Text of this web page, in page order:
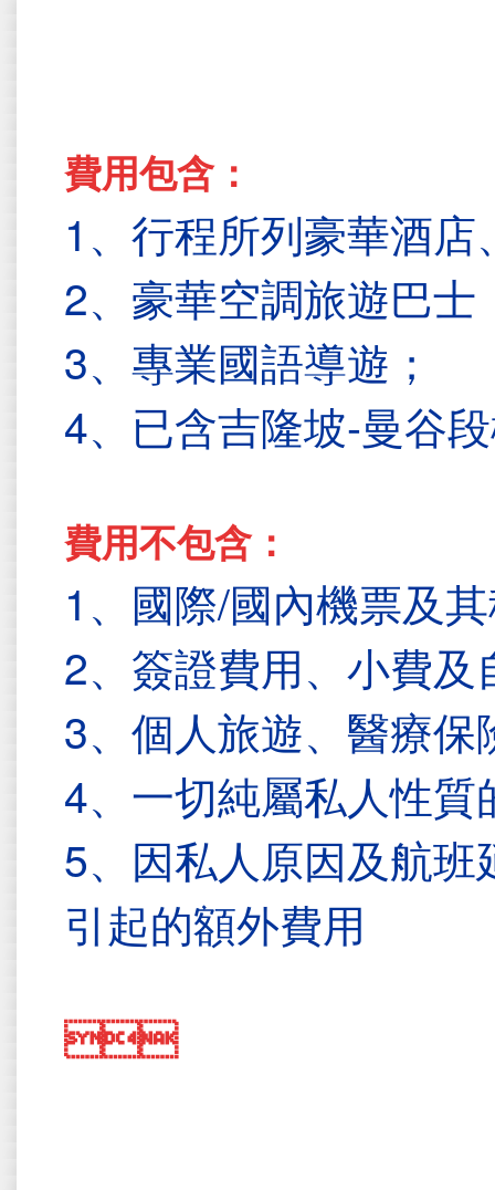
費用包含：
1、行程所列豪華酒
2、豪華空調旅遊巴士
3、專業國語導遊；
4、已含吉隆坡-曼谷
費用不包含：
1、國際/國內機票及
2、簽證費用、小費及
3、個人旅遊、醫療保
4、一切純屬私人性質
5、因私人原因及航
引起的額外費用
